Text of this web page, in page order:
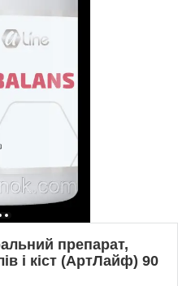
препарат,
і кіст (АртЛайф) 90